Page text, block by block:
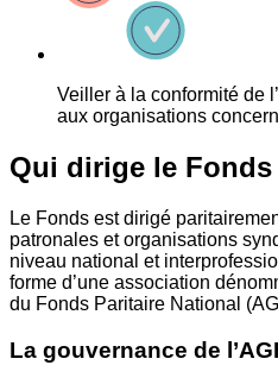
Veiller à la conformité de
aux organisations
Qui dirige le Fonds
Le Fonds est dirigé
patronales et organisations
niveau national et
forme d’une association
du Fonds Paritaire National
La gouvernance de